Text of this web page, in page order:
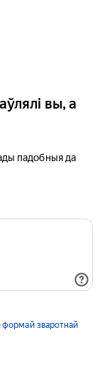
вы, а
падобныя да
формай зваротнай